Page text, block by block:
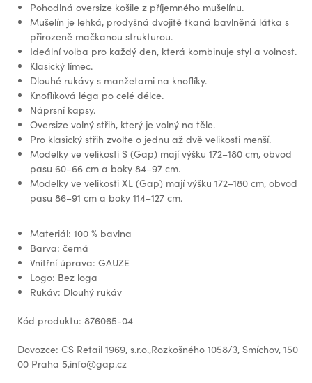
Pohodlná oversize košile z příjemného mušelínu.
Mušelín je lehká, prodyšná dvojitě tkaná bavlněná látka s
přirozeně mačkanou strukturou.
Ideální volba pro každý den, která kombinuje styl a volnost.
Klasický límec.
Dlouhé rukávy s manžetami na knoflíky.
Knoflíková léga po celé délce.
Náprsní kapsy.
Oversize volný střih, který je volný na těle.
Pro klasický střih zvolte o jednu až dvě velikosti menší.
Modelky ve velikosti S (Gap) mají výšku 172–180 cm, obvod
pasu 60–66 cm a boky 84–97 cm.
Modelky ve velikosti XL (Gap) mají výšku 172–180 cm, obvod
pasu 86–91 cm a boky 114–127 cm.
Materiál: 100 % bavlna
Barva: černá
Vnitřní úprava: GAUZE
Logo: Bez loga
Rukáv: Dlouhý rukáv
Kód produktu: 876065-04
Dovozce: CS Retail 1969, s.r.o.,Rozkošného 1058/3, Smíchov, 150
00 Praha 5,info@gap.cz